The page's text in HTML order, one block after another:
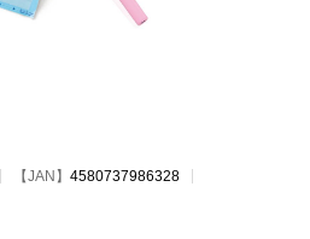
【JAN】 4580737986328